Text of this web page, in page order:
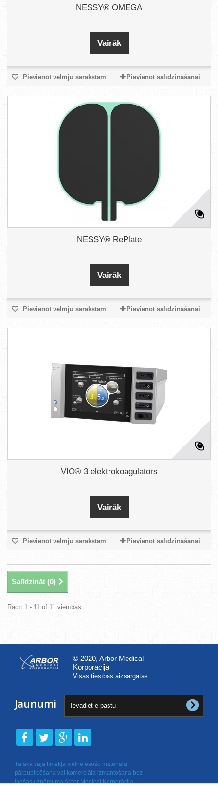
NESSY® OMEGA
Vairāk
Pievienot vēlmju sarakstam Pievienot salīdzināšanai
NESSY® RePlate
Vairāk
Pievienot vēlmju sarakstam Pievienot salīdzināšanai
VIO® 3 elektrokoagulators
Vairāk
Pievienot vēlmju sarakstam Pievienot salīdzināšanai
Salīdzināt (0)
Rādīt 1 - 11 of 11 vienības
© 2020, Arbor Medical
Korporācija
Visas tiesības aizsargātas.
Jaunumi
Tālāka šajā tīmekļa vietnē esošo materiālu
pārpublicēšana vai komerciāla izmantošana bez
īpašas uzņēmuma Arbor Medical Korporācija